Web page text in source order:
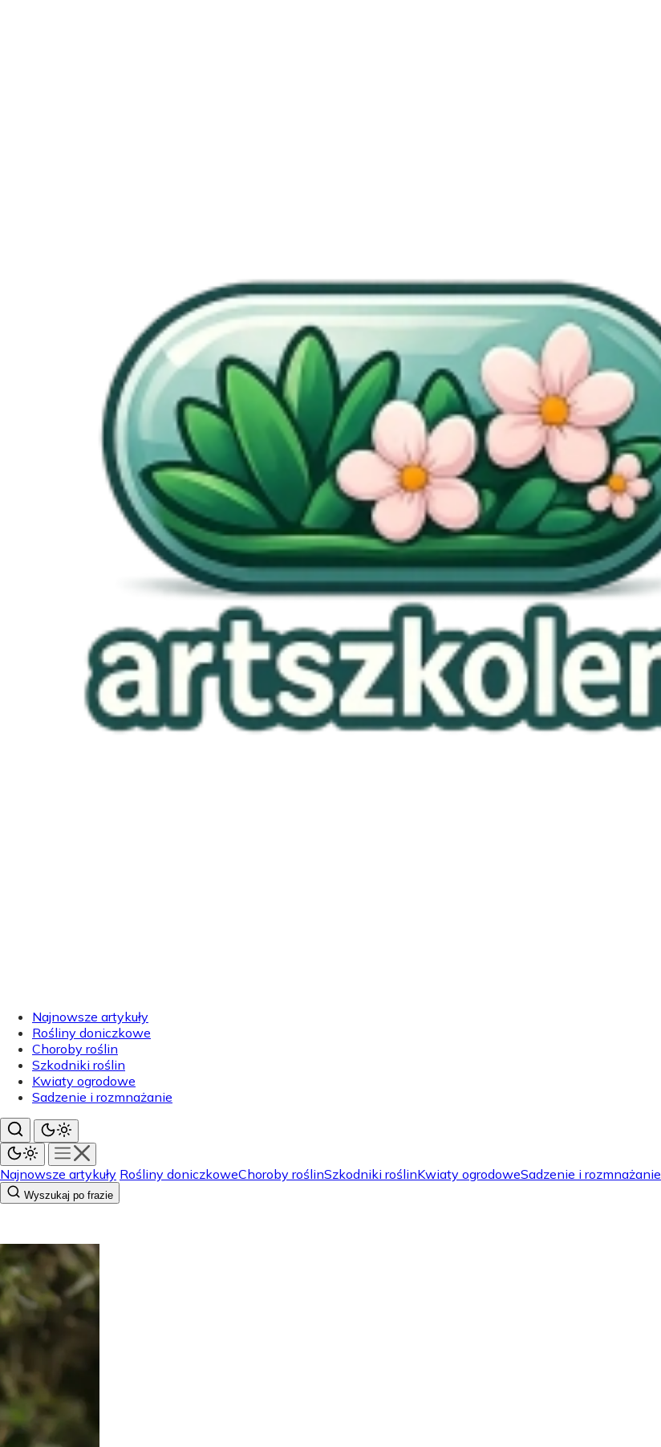
Najnowsze artykuły
Rośliny doniczkowe
Choroby roślin
Szkodniki roślin
Kwiaty ogrodowe
Sadzenie i rozmnażanie
Najnowsze artykuły Rośliny doniczkoweChoroby roślinSzkodniki roślinKwiaty ogrodoweSadzenie i rozmnażanie
Wyszukaj po frazie